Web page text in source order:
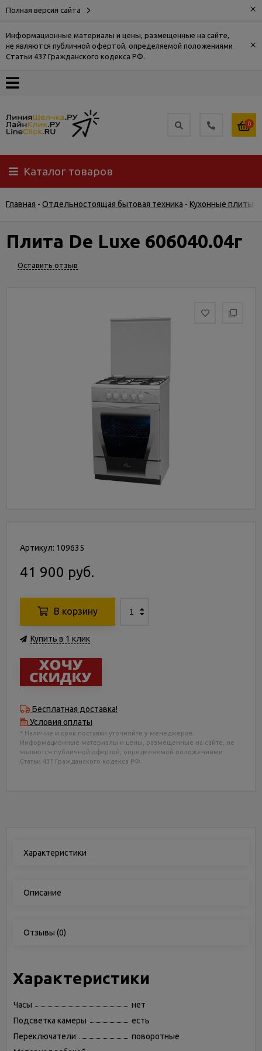
Полная версия сайта ×
Информационные материалы и цены, размещенные на сайте,
не являются публичной офертой, определяемой положениями
Статьи 437 Гражданского кодекса РФ.
×
О
Доставка
Самовывоз
Гарантия
Услуги
0
Каталог товаров
Главная - Отдельностоящая бытовая техника - Кухонные плиты
Плита De Luxe 606040.04г
Оставить отзыв
Артикул: 109635
41 900 руб.
В корзину
Купить в 1 клик
Бесплатная доставка!
Условия оплаты
* Наличие и срок поставки уточняйте у менеджеров.
Информационные материалы и цены, размещенные на сайте, не
являются публичной офертой, определяемой положениями
Статьи 437 Гражданского кодекса РФ.
Характеристики
Описание
Отзывы (0)
Характеристики
Часы
нет
Подсветка камеры
есть
Переключатели
поворотные